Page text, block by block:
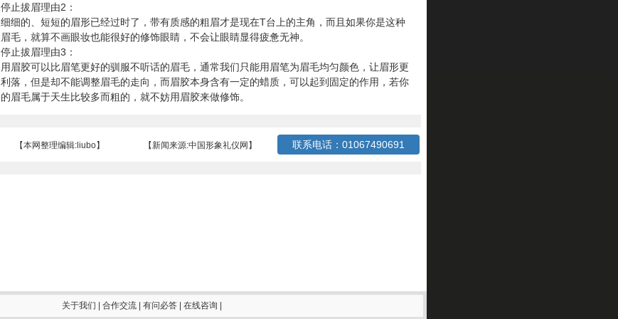
停止拔眉理由2：
细细的、短短的眉形已经过时了，带有质感的粗眉才是现在T台上的主角，而且如果你是这种
眉毛，就算不画眼妆也能很好的修饰眼睛，不会让眼睛显得疲惫无神。
停止拔眉理由3：
用眉胶可以比眉笔更好的驯服不听话的眉毛，通常我们只能用眉笔为眉毛均匀颜色，让眉形更
利落，但是却不能调整眉毛的走向，而眉胶本身含有一定的蜡质，可以起到固定的作用，若你
的眉毛属于天生比较多而粗的，就不妨用眉胶来做修饰。
【本网整理编辑:liubo】 【新闻来源:中国形象礼仪网】 联系电话：01067490691
关于我们 合作交流 有问必答 在线咨询